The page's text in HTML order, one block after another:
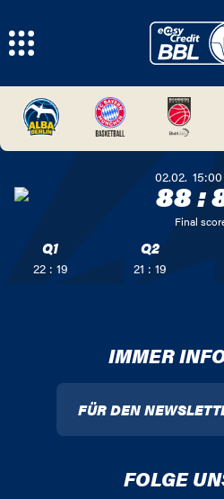
02.02. 15:00
88:
Final
Q1
22 : 19
Q2
21 : 19
IMMER
FÜR DEN
FOLGE